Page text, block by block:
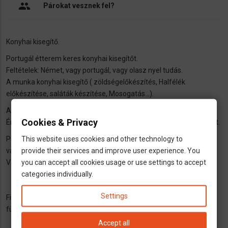
people Párokat vesznek fel?
Konyhai kisegítő.
Portugál étterem keres konyhai kisegítőt.
Feltételek: Német, vagy portugál, vagy olasz nyel tudás.
A munka konyhai kisegítő ( zöldségelőkészítés, Halfélék
előkészítése, saláták készítése, Mosogatás...).
A tulajdonos Egy Portugál család.
Érdeklődni telefonon: Csak Németül, Portugálul, vagy Olaszul lehet.
Pedro Nuno Pavia +491728247739
vagy az Étterem számán: +4981412220524
Vagy személyesen: Restaurant Castanho
82223 Eichenau
Olchingerstr 8
Fizetésről: Kb 10euro netto órabér (ez kb 13 euro adókategóriától
függően)
Cookies & Privacy
This website uses cookies and other technology to
provide their services and improve user experience. You
you can accept all cookies usage or use settings to accept
categories individually.
Settings
Accept all